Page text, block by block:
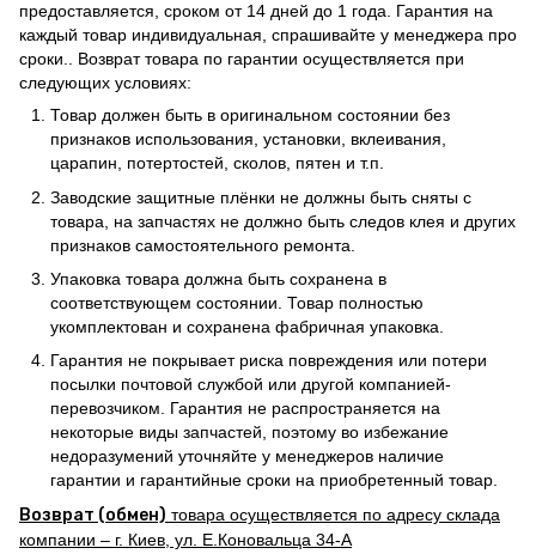
предоставляется, сроком от 14 дней до 1 года. Гарантия на
каждый товар индивидуальная, спрашивайте у менеджера про
сроки.. Возврат товара по гарантии осуществляется при
следующих условиях:
Товар должен быть в оригинальном состоянии без
признаков использования, установки, вклеивания,
царапин, потертостей, сколов, пятен и т.п.
Заводские защитные плёнки не должны быть сняты с
товара, на запчастях не должно быть следов клея и других
признаков самостоятельного ремонта.
Упаковка товара должна быть сохранена в
соответствующем состоянии. Товар полностью
укомплектован и сохранена фабричная упаковка.
Гарантия не покрывает риска повреждения или потери
посылки почтовой службой или другой компанией-
перевозчиком. Гарантия не распространяется на
некоторые виды запчастей, поэтому во избежание
недоразумений уточняйте у менеджеров наличие
гарантии и гарантийные сроки на приобретенный товар.
Возврат (обмен) товара осуществляется по адресу склада
компании – г. Киев, ул. Е.Коновальца 34-А